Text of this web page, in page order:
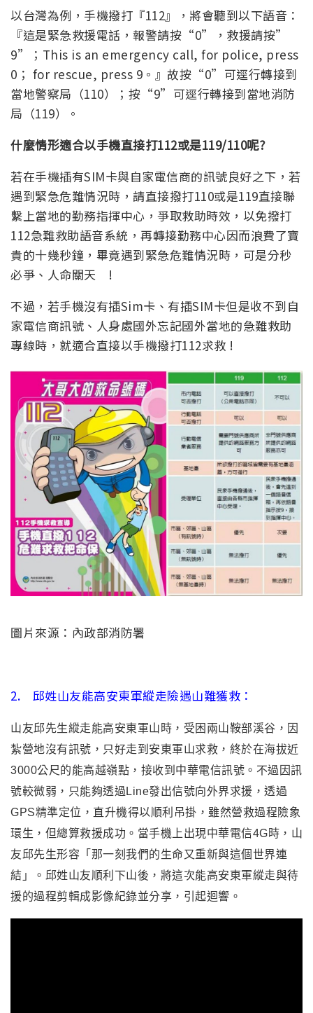
以台灣為例，手機撥打『112』，將會聽到以下語音：
『這是緊急救援電話，報警請按“0”，救援請按”
9”；This is an emergency call, for police, press
0； for rescue, press 9。』故按“0”可逕行轉接到
當地警察局（110）；按“9”可逕行轉接到當地消防
局（119）。
什麼情形適合以手機直接打112或是119/110呢?
若在手機插有SIM卡與自家電信商的訊號良好之下，若
遇到緊急危難情況時，請直接撥打110或是119直接聯
繫上當地的勤務指揮中心，爭取救助時效，以免撥打
112急難救助語音系統，再轉接勤務中心因而浪費了寶
貴的十幾秒鐘，畢竟遇到緊急危難情況時，可是分秒
必爭、人命關天 !
不過，若手機沒有插Sim卡、有插SIM卡但是收不到自
家電信商訊號、人身處國外忘記國外當地的急難救助
專線時，就適合直接以手機撥打112求救 !
圖片來源：內政部消防署
2. 邱姓山友能高安東軍縱走險遇山難獲救：
山友邱先生縱走能高安東軍山時，受困兩山鞍部溪谷，因
紮營地沒有訊號，只好走到安東軍山求救，終於在海拔近
3000公尺的能高越嶺點，接收到中華電信訊號。不過因訊
號較微弱，只能夠透過Line發出信號向外界求援，透過
GPS精準定位，直升機得以順利吊掛，雖然營救過程險象
環生，但總算救援成功。當手機上出現中華電信4G時，山
友邱先生形容「那一刻我們的生命又重新與這個世界連
結」。邱姓山友順利下山後，將這次能高安東軍縱走與待
援的過程剪輯成影像紀錄並分享，引起迴響。